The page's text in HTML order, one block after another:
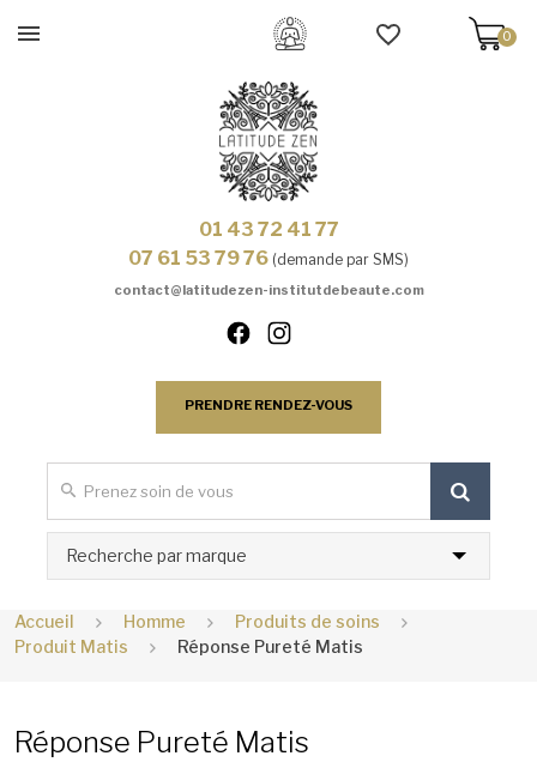
0
01 43 72 41 77
07 61 53 79 76 (demande par SMS)
contact@latitudezen-institutdebeaute.com
PRENDRE RENDEZ-VOUS
Recherche par marque
Accueil Homme
Produits de soins
Produit Matis
Réponse Pureté Matis
Réponse Pureté Matis